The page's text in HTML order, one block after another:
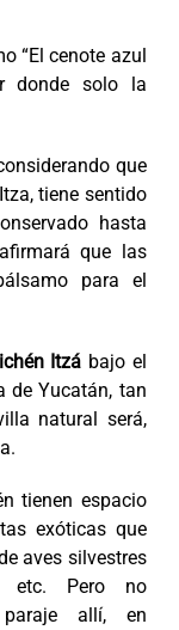
“El cenote azul
donde solo la
que
tiene sentido
hasta
que las
para el
Itzá bajo el
de Yucatán, tan
natural será,
tienen espacio
exóticas que
aves silvestres
etc. Pero no
paraje allí, en